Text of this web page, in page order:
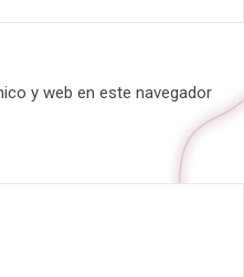
y web en este navegador